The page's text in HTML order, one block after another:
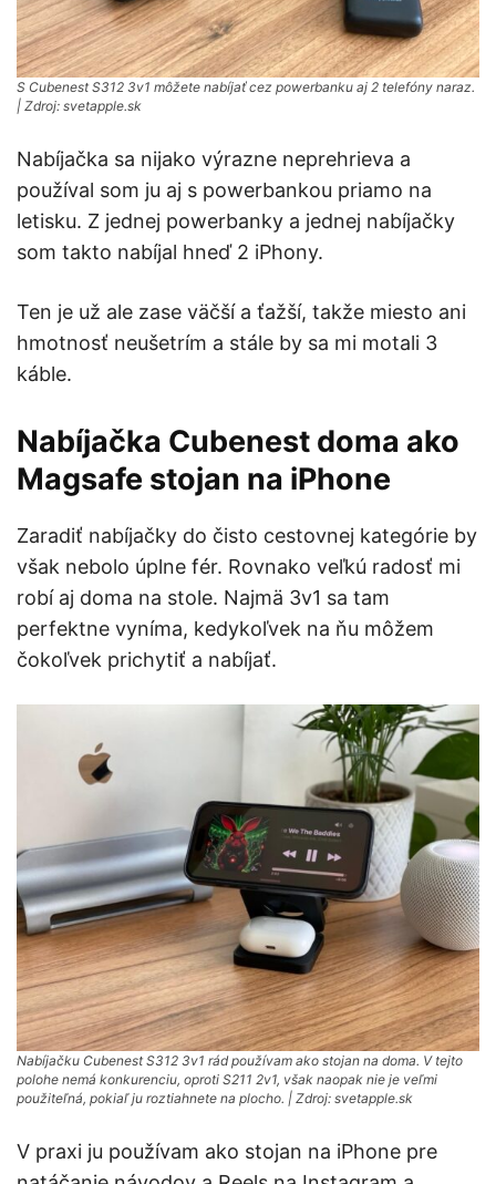
S Cubenest S312 3v1 môžete nabíjať cez powerbanku aj 2 telefóny naraz.
| Zdroj: svetapple.sk
Nabíjačka sa nijako výrazne neprehrieva a
používal som ju aj s powerbankou priamo na
letisku. Z jednej powerbanky a jednej nabíjačky
som takto nabíjal hneď 2 iPhony.
Ten je už ale zase väčší a ťažší, takže miesto ani
hmotnosť neušetrím a stále by sa mi motali 3
káble.
Nabíjačka Cubenest doma ako
Magsafe stojan na iPhone
Zaradiť nabíjačky do čisto cestovnej kategórie by
však nebolo úplne fér. Rovnako veľkú radosť mi
robí aj doma na stole. Najmä 3v1 sa tam
perfektne vyníma, kedykoľvek na ňu môžem
čokoľvek prichytiť a nabíjať.
Nabíjačku Cubenest S312 3v1 rád používam ako stojan na doma. V tejto
polohe nemá konkurenciu, oproti S211 2v1, však naopak nie je veľmi
použiteľná, pokiaľ ju roztiahnete na plocho. | Zdroj: svetapple.sk
V praxi ju používam ako stojan na iPhone pre